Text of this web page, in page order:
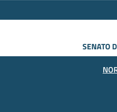
SENATO